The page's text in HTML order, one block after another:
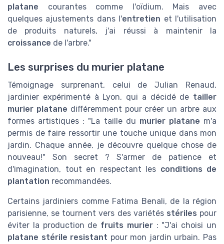
platane courantes comme l'oïdium. Mais avec
quelques ajustements dans l'entretien et l'utilisation
de produits naturels, j'ai réussi à maintenir la
croissance de l'arbre."
Les surprises du murier platane
Témoignage surprenant, celui de Julian Renaud,
jardinier expérimenté à Lyon, qui a décidé de tailler
murier platane différemment pour créer un arbre aux
formes artistiques : "La taille du murier platane m'a
permis de faire ressortir une touche unique dans mon
jardin. Chaque année, je découvre quelque chose de
nouveau!" Son secret ? S'armer de patience et
d'imagination, tout en respectant les conditions de
plantation recommandées.
Certains jardiniers comme Fatima Benali, de la région
parisienne, se tournent vers des variétés stériles pour
éviter la production de fruits murier: "J'ai choisi un
platane stérile resistant pour mon jardin urbain. Pas